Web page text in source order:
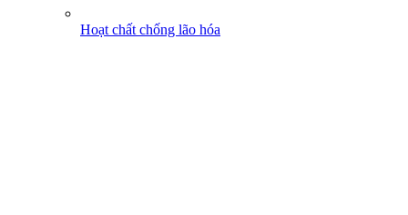
Hoạt chất chống lão hóa